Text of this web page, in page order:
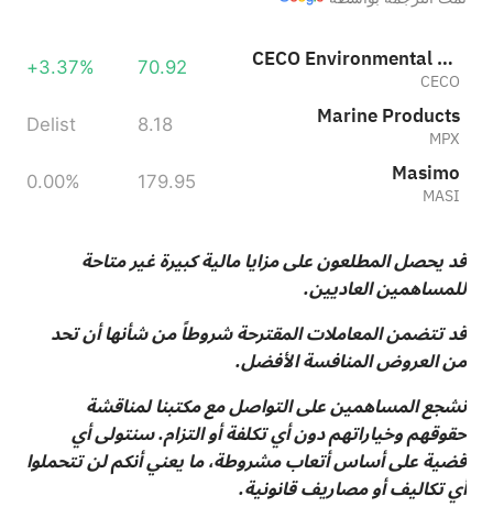
CECO Environmental Corp.
CECO
70.92
+3.37%
Marine Products
MPX
8.18
Delist
Masimo
MASI
179.95
0.00%
قد يحصل المطلعون على مزايا مالية كبيرة غير متاحة
للمساهمين العاديين.
قد تتضمن المعاملات المقترحة شروطاً من شأنها أن تحد
من العروض المنافسة الأفضل.
نشجع المساهمين على التواصل مع مكتبنا لمناقشة
حقوقهم وخياراتهم دون أي تكلفة أو التزام. سنتولى أي
قضية على أساس أتعاب مشروطة، ما يعني أنكم لن تتحملوا
أي تكاليف أو مصاريف قانونية.